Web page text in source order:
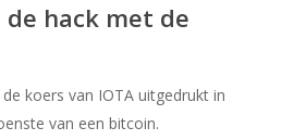
hack met de
koers van IOTA uitgedrukt in
van een bitcoin.